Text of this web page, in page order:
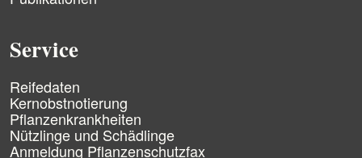
e
r
p
r
i
n
g
Service
N
a
v
i
g
Reifedaten
Kernobstnotierung
Pflanzenkrankheiten
Nützlinge und Schädlinge
Anmeldung Pflanzenschutzfax